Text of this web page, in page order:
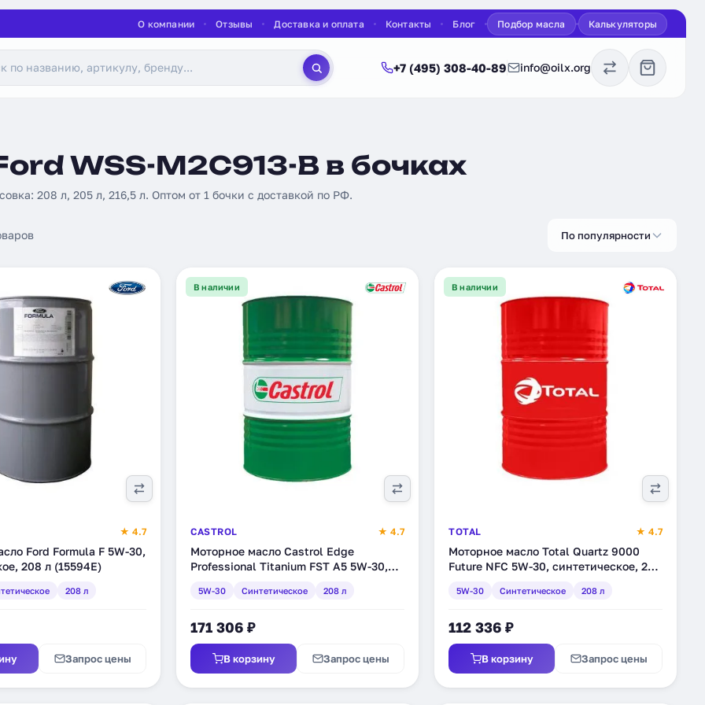
О компании Отзывы Доставка и оплата Контакты Блог Подбор масла Калькуляторы
+7 (495) 308-40-89 info@oilx.org
WSS-M2C913-B в бочках
208 л, 205 л, 216,5 л. Оптом от 1 бочки с доставкой по РФ.
По популярности
★ 4.7
Ford Formula F 5W-30,
208 л (15594E)
208 л
Запрос цены
В наличии
CASTROL ★ 4.7
Моторное масло Castrol Edge
Professional Titanium FST A5 5W-30,
5W-30 Синтетическое 208 л
171 306 ₽
В корзину Запрос цены
В наличии
TOTAL ★ 4.7
Моторное масло Total Quartz 9000
Future NFC 5W-30, синтетическое, 208
5W-30 Синтетическое 208 л
112 336 ₽
В корзину Запрос цены